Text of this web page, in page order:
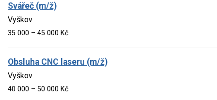
Svářeč (m/ž)
Vyškov
35 000 – 45 000 Kč
Obsluha CNC laseru (m/ž)
Vyškov
40 000 – 50 000 Kč